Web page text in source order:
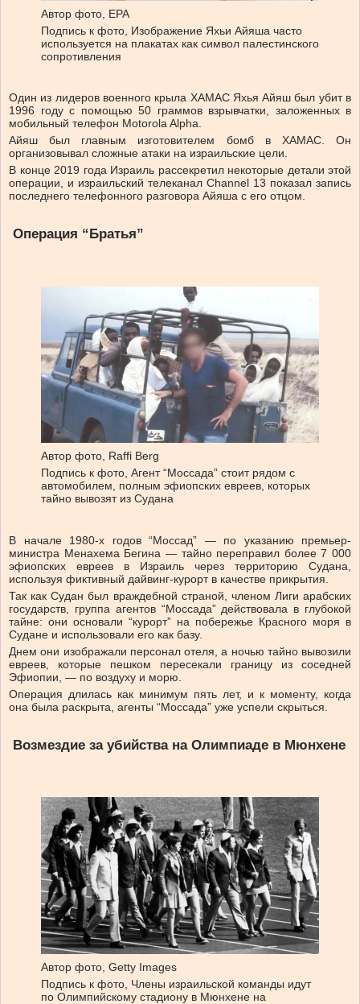
Автор фото, EPA
Подпись к фото, Изображение Яхьи Айяша часто
используется на плакатах как символ палестинского
сопротивления
Один из лидеров военного крыла ХАМАС Яхья Айяш был убит в
1996 году с помощью 50 граммов взрывчатки, заложенных в
мобильный телефон Motorola Alpha.
Айяш был главным изготовителем бомб в ХАМАС. Он
организовывал сложные атаки на израильские цели.
В конце 2019 года Израиль рассекретил некоторые детали этой
операции, и израильский телеканал Channel 13 показал запись
последнего телефонного разговора Айяша с его отцом.
Операция “Братья”
Автор фото, Raffi Berg
Подпись к фото, Агент “Моссада” стоит рядом с
автомобилем, полным эфиопских евреев, которых
тайно вывозят из Судана
В начале 1980-х годов “Моссад” — по указанию премьер-
министра Менахема Бегина — тайно переправил более 7 000
эфиопских евреев в Израиль через территорию Судана,
используя фиктивный дайвинг-курорт в качестве прикрытия.
Так как Судан был враждебной страной, членом Лиги арабских
государств, группа агентов “Моссада” действовала в глубокой
тайне: они основали “курорт” на побережье Красного моря в
Судане и использовали его как базу.
Днем они изображали персонал отеля, а ночью тайно вывозили
евреев, которые пешком пересекали границу из соседней
Эфиопии, — по воздуху и морю.
Операция длилась как минимум пять лет, и к моменту, когда
она была раскрыта, агенты “Моссада” уже успели скрыться.
Возмездие за убийства на Олимпиаде в Мюнхене
Автор фото, Getty Images
Подпись к фото, Члены израильской команды идут
по Олимпийскому стадиону в Мюнхене на